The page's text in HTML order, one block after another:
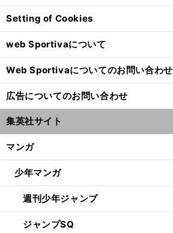
Setting of Cookies
web Sportivaについて
Web Sportivaについてのお問い合わせ
広告についてのお問い合わせ
集英社サイト
マンガ
少年マンガ
週刊少年ジャンプ
ジャンプSQ